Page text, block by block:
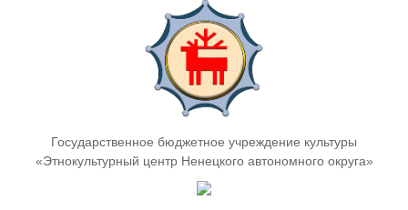
Государственное бюджетное учреждение культуры
«Этнокультурный центр Ненецкого автономного округа»